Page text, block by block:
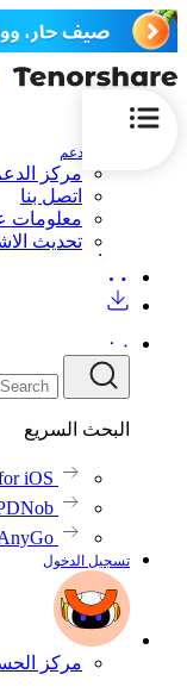
الدعم
مركز
اتصل بنا
معلومات
تحديث
البحث السريع
iOS
تسجيل الدخول
مركز